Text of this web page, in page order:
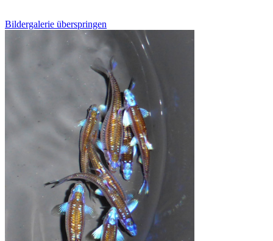
Bildergalerie überspringen